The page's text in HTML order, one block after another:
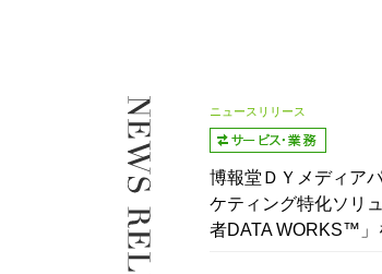
ニュースリリース
博報堂ＤＹメディア
ケティング特化ソリ
者DATA WORKS™」